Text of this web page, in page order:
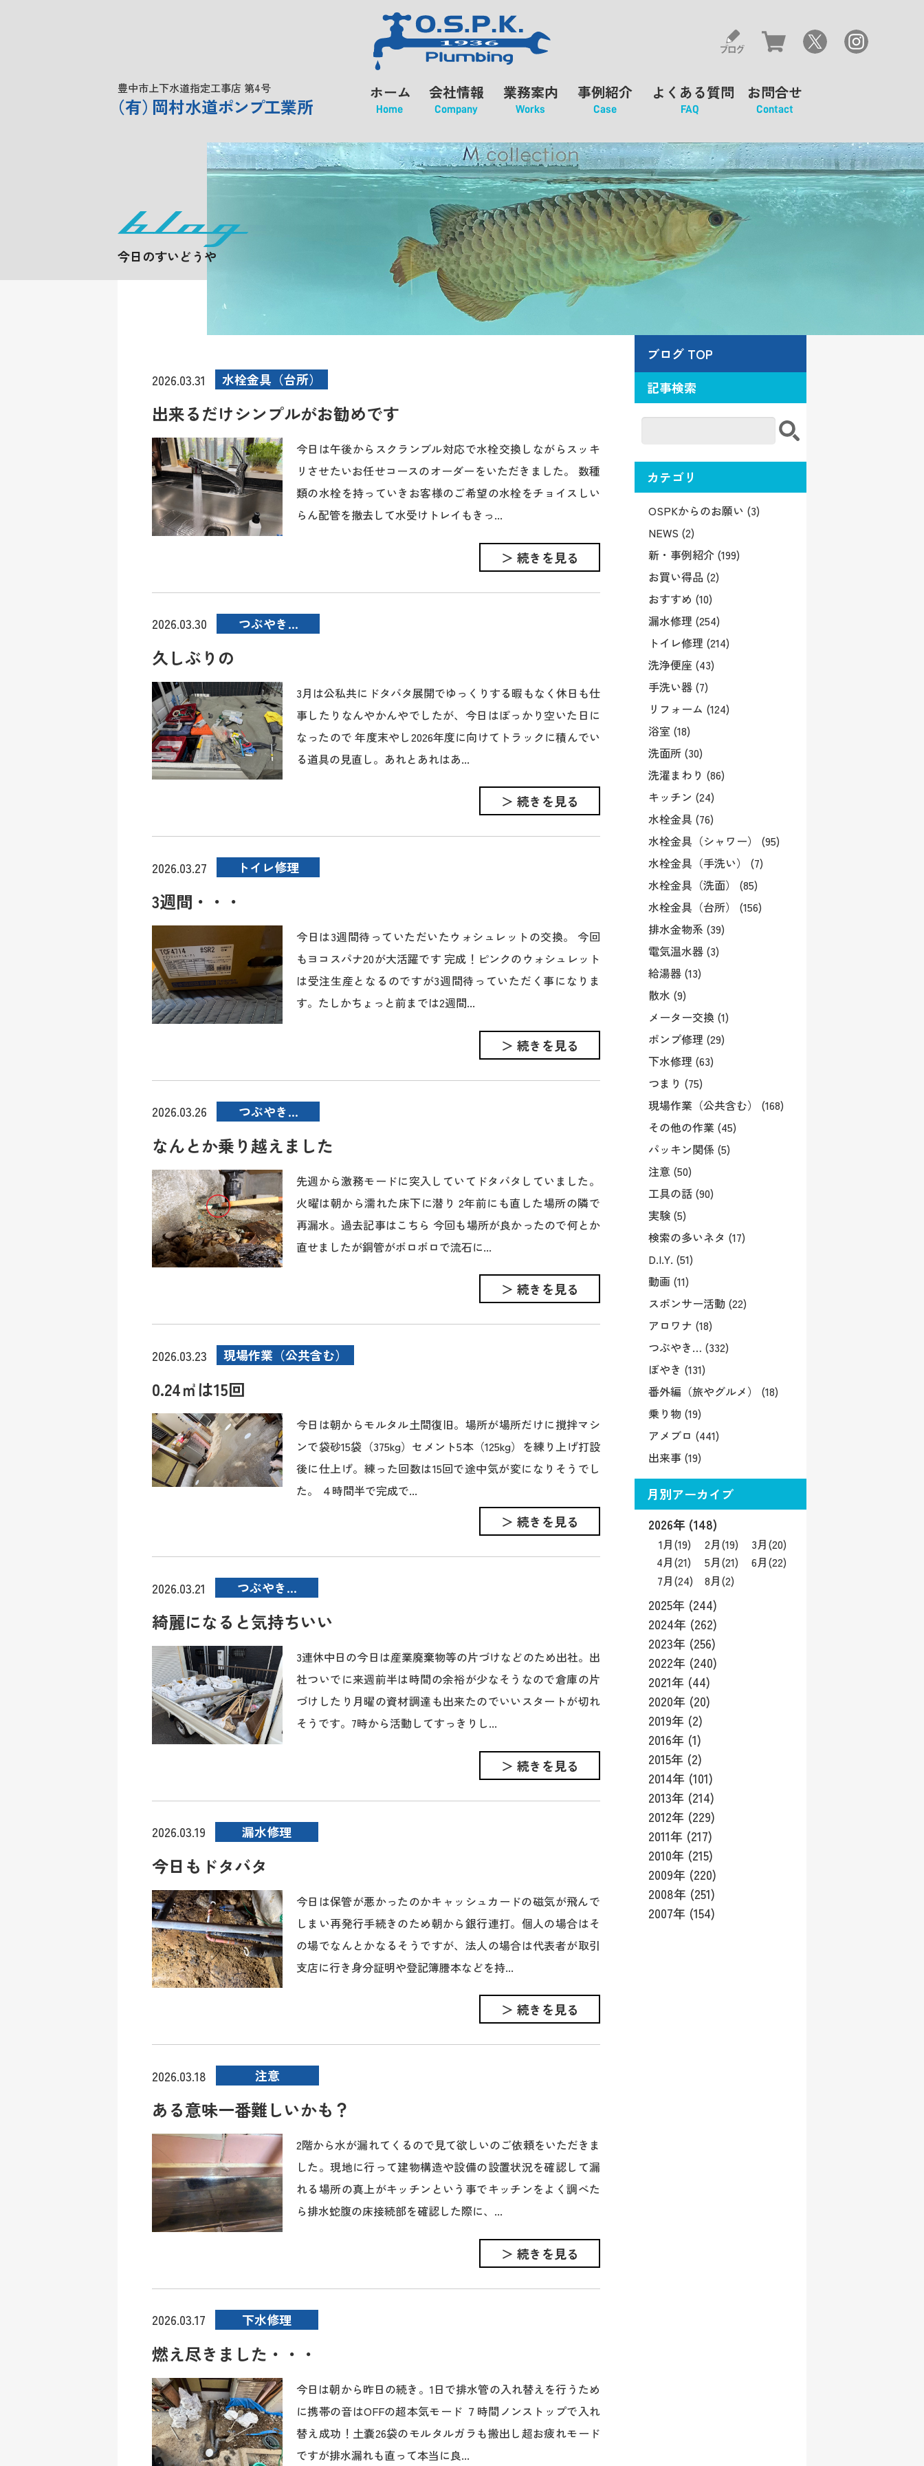
豊中市上下水道指定工事店 第4号
（有） 岡村水道ポンプ工業所
ホーム
Home
会社情報
Company
業務案内
Works
事例紹介
Case
よくある質問
FAQ
お問合せ
Contact
今日のすいどうや
ブログ TOP
記事検索
カテゴリ
OSPKからのお願い (3)
NEWS (2)
新・事例紹介 (199)
お買い得品 (2)
おすすめ (10)
漏水修理 (254)
トイレ修理 (214)
洗浄便座 (43)
手洗い器 (7)
リフォーム (124)
浴室 (18)
洗面所 (30)
洗濯まわり (86)
キッチン (24)
水栓金具 (76)
水栓金具（シャワー） (95)
水栓金具（手洗い） (7)
水栓金具（洗面） (85)
水栓金具（台所） (156)
排水金物系 (39)
電気温水器 (3)
給湯器 (13)
散水 (9)
メーター交換 (1)
ポンプ修理 (29)
下水修理 (63)
つまり (75)
現場作業（公共含む） (168)
その他の作業 (45)
パッキン関係 (5)
注意 (50)
工具の話 (90)
実験 (5)
検索の多いネタ (17)
D.I.Y. (51)
動画 (11)
スポンサー活動 (22)
アロワナ (18)
つぶやき… (332)
ぼやき (131)
番外編（旅やグルメ） (18)
乗り物 (19)
アメブロ (441)
出来事 (19)
月別アーカイブ
2026年 (148)
1月(19) 2月(19) 3月(20)
4月(21) 5月(21) 6月(22)
7月(24) 8月(2)
2025年 (244)
2024年 (262)
2023年 (256)
2022年 (240)
2021年 (44)
2020年 (20)
2019年 (2)
2016年 (1)
2015年 (2)
2014年 (101)
2013年 (214)
2012年 (229)
2011年 (217)
2010年 (215)
2009年 (220)
2008年 (251)
2007年 (154)
2026.03.31 水栓金具（台所）
出来るだけシンプルがお勧めです
今日は午後からスクランブル対応で水栓交換しながらスッキ
リさせたいお任せコースのオーダーをいただきました。 数種
類の水栓を持っていきお客様のご希望の水栓をチョイスしい
らん配管を撤去して水受けトレイもきっ...
＞ 続きを見る
2026.03.30 つぶやき…
久しぶりの
3月は公私共にドタバタ展開でゆっくりする暇もなく休日も仕
事したりなんやかんやでしたが、今日はぽっかり空いた日に
なったので 年度末やし2026年度に向けてトラックに積んでい
る道具の見直し。あれとあれはあ...
＞ 続きを見る
2026.03.27 トイレ修理
3週間・・・
今日は3週間待っていただいたウォシュレットの交換。 今回
もヨコスパナ20が大活躍です 完成！ピンクのウォシュレット
は受注生産となるのですが3週間待っていただく事になりま
す。たしかちょっと前までは2週間...
＞ 続きを見る
2026.03.26 つぶやき…
なんとか乗り越えました
先週から激務モードに突入していてドタバタしていました。
火曜は朝から濡れた床下に潜り 2年前にも直した場所の隣で
再漏水。過去記事はこちら 今回も場所が良かったので何とか
直せましたが銅管がボロボロで流石に...
＞ 続きを見る
2026.03.23 現場作業（公共含む）
0.24㎥は15回
今日は朝からモルタル土間復旧。場所が場所だけに撹拌マシ
ンで袋砂15袋（375kg）セメント5本（125kg）を練り上げ打設
後に仕上げ。練った回数は15回で途中気が変になりそうでし
た。 ４時間半で完成で...
＞ 続きを見る
2026.03.21 つぶやき…
綺麗になると気持ちいい
3連休中日の今日は産業廃棄物等の片づけなどのため出社。出
社ついでに来週前半は時間の余裕が少なそうなので倉庫の片
づけしたり月曜の資材調達も出来たのでいいスタートが切れ
そうです。7時から活動してすっきりし...
＞ 続きを見る
2026.03.19 漏水修理
今日もドタバタ
今日は保管が悪かったのかキャッシュカードの磁気が飛んで
しまい再発行手続きのため朝から銀行連打。個人の場合はそ
の場でなんとかなるそうですが、法人の場合は代表者が取引
支店に行き身分証明や登記簿謄本などを持...
＞ 続きを見る
2026.03.18 注意
ある意味一番難しいかも？
2階から水が漏れてくるので見て欲しいのご依頼をいただきま
した。現地に行って建物構造や設備の設置状況を確認して漏
れる場所の真上がキッチンという事でキッチンをよく調べた
ら排水蛇腹の床接続部を確認した際に、...
＞ 続きを見る
2026.03.17 下水修理
燃え尽きました・・・
今日は朝から昨日の続き。1日で排水管の入れ替えを行うため
に携帯の音はOFFの超本気モード ７時間ノンストップで入れ
替え成功！土嚢26袋のモルタルガラも搬出し超お疲れモード
ですが排水漏れも直って本当に良...